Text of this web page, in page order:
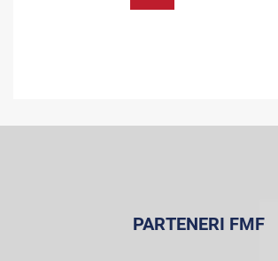
PARTENERI FMF